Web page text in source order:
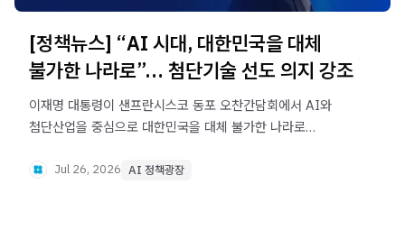
[정책뉴스] “AI 시대, 대한민국을 대체
불가한 나라로”… 첨단기술 선도 의지 강조
이재명 대통령이 샌프란시스코 동포 오찬간담회에서 AI와
첨단산업을 중심으로 대한민국을 대체 불가한 나라로
선제적으로 준비하고, 해외 동포와 함께 새로운 성장 기회를
Jul 26, 2026 AI 정책광장